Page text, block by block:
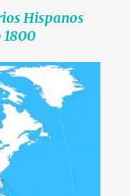
Hispanos
1800